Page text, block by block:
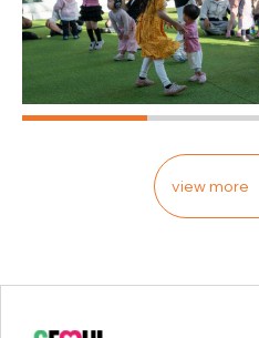
view more